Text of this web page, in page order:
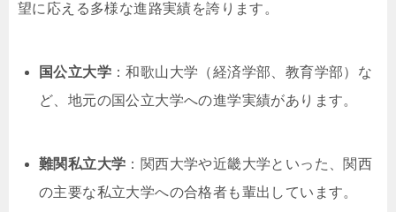
望に応える多様な進路実績を誇ります。
国公立大学 ：和歌山大学（経済学部、教育学部）な
ど、地元の国公立大学への進学実績があります。
難関私立大学 ：関西大学や近畿大学といった、関西
の主要な私立大学への合格者も輩出しています。